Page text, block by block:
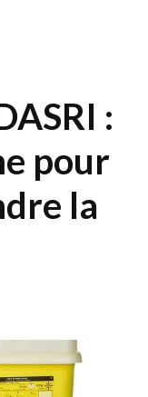
:
pour
la